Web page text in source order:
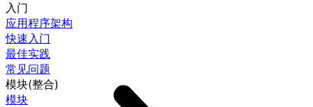
入门
应用程序架构
快速入门
最佳实践
常见问题
模块(整合)
模块